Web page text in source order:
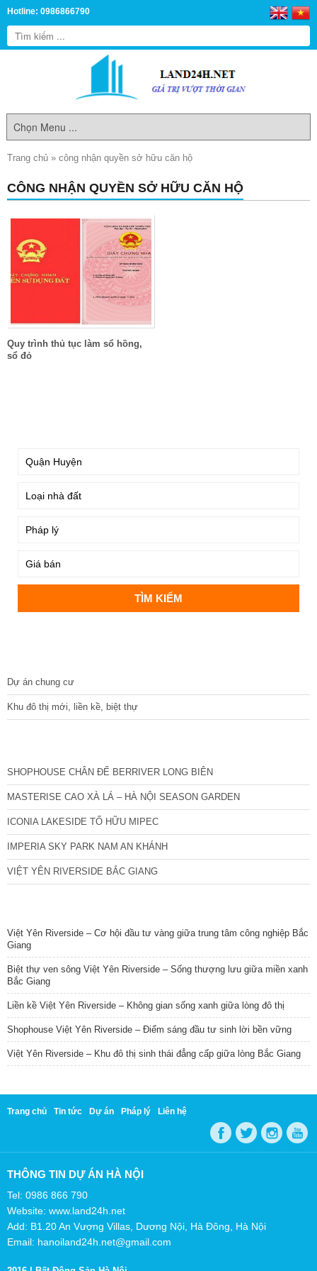
Hotline: 0986866790
Trang chủ » công nhận quyền sở hữu căn hộ
CÔNG NHẬN QUYỀN SỞ HỮU CĂN HỘ
Quy trình thủ tục làm sổ hồng,
sổ đỏ
Dự án chung cư
Khu đô thị mới, liền kề, biệt thự
SHOPHOUSE CHÂN ĐẾ BERRIVER LONG BIÊN
MASTERISE CAO XÀ LÁ – HÀ NỘI SEASON GARDEN
ICONIA LAKESIDE TỐ HỮU MIPEC
IMPERIA SKY PARK NAM AN KHÁNH
VIỆT YÊN RIVERSIDE BẮC GIANG
Việt Yên Riverside – Cơ hội đầu tư vàng giữa trung tâm công nghiệp Bắc
Giang
Biệt thự ven sông Việt Yên Riverside – Sống thượng lưu giữa miền xanh
Bắc Giang
Liền kề Việt Yên Riverside – Không gian sống xanh giữa lòng đô thị
Shophouse Việt Yên Riverside – Điểm sáng đầu tư sinh lời bền vững
Việt Yên Riverside – Khu đô thị sinh thái đẳng cấp giữa lòng Bắc Giang
Trang chủ Tin tức Dự án Pháp lý Liên hệ
THÔNG TIN DỰ ÁN HÀ NỘI
Tel: 0986 866 790
Website: www.land24h.net
Add: B1.20 An Vượng Villas, Dương Nội, Hà Đông, Hà Nội
Email: hanoiland24h.net@gmail.com